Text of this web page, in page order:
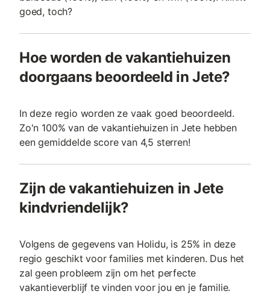
goed, toch?
Hoe worden de vakantiehuizen
doorgaans beoordeeld in Jete?
In deze regio worden ze vaak goed beoordeeld.
Zo'n 100% van de vakantiehuizen in Jete hebben
een gemiddelde score van 4,5 sterren!
Zijn de vakantiehuizen in Jete
kindvriendelijk?
Volgens de gegevens van Holidu, is 25% in deze
regio geschikt voor families met kinderen. Dus het
zal geen probleem zijn om het perfecte
vakantieverblijf te vinden voor jou en je familie.